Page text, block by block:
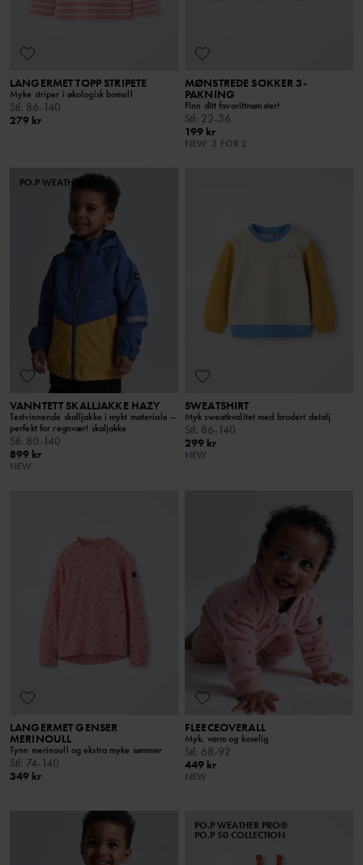
LANGERMET TOPP STRIPETE
Myke striper i økologisk bomull
Stl: 86-140
279 kr
MØNSTREDE SOKKER 3-
PAKNING
Finn ditt favorittmønster!
Stl: 22-36
199 kr
NEW 3 FOR 2
PO.P WEATHER PRO®
VANNTETT SKALLJAKKE HAZY
Testvinnende skalljakke i mykt materiale –
perfekt for regnvær! skaljakke
Stl: 80-140
899 kr
NEW
SWEATSHIRT
Myk sweatkvalitet med brodert detalj
Stl: 86-140
299 kr
NEW
LANGERMET GENSER
MERINOULL
Tynn merinoull og ekstra myke sømmer
Stl: 74-140
349 kr
FLEECEOVERALL
Myk, varm og koselig
Stl: 68-92
449 kr
NEW
PO.P WEATHER PRO®
PO.P 50 COLLECTION